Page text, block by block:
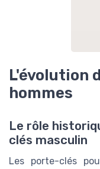
L'évolution
hommes
Le rôle
clés masculin
Les porte-clés